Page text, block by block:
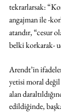
tekrarlarsak:
angajman ile -
atandır, “cesur
belki korkarak-
Arendt’in
yetisi moral
alan
edildiğinde,